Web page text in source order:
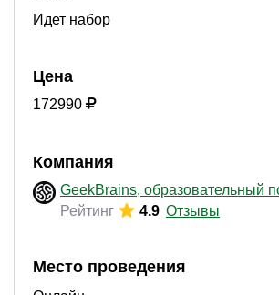
Идет набор
Цена
172990
Компания
GeekBrains, образовательный
Рейтинг
4.9 Отзывы
Место проведения